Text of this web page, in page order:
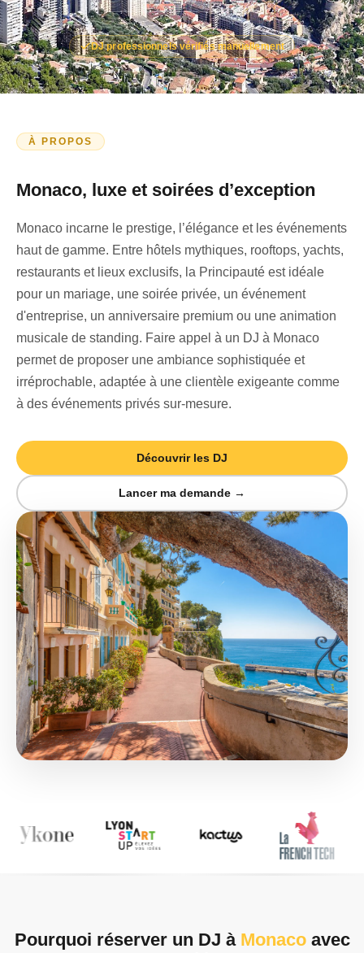
DJ professionnels vérifiés manuellement
À PROPOS
Monaco, luxe et soirées d’exception
Monaco incarne le prestige, l’élégance et les événements
haut de gamme. Entre hôtels mythiques, rooftops, yachts,
restaurants et lieux exclusifs, la Principauté est idéale
pour un mariage, une soirée privée, un événement
d'entreprise, un anniversaire premium ou une animation
musicale de standing. Faire appel à un DJ à Monaco
permet de proposer une ambiance sophistiquée et
irréprochable, adaptée à une clientèle exigeante comme
à des événements privés sur-mesure.
Découvrir les DJ
Lancer ma demande →
Pourquoi réserver un DJ à Monacoavec